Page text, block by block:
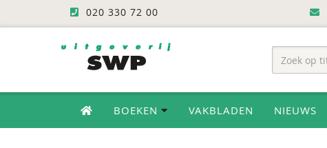
020 330 72 00
BOEKEN VAKBLADEN NIEUWS